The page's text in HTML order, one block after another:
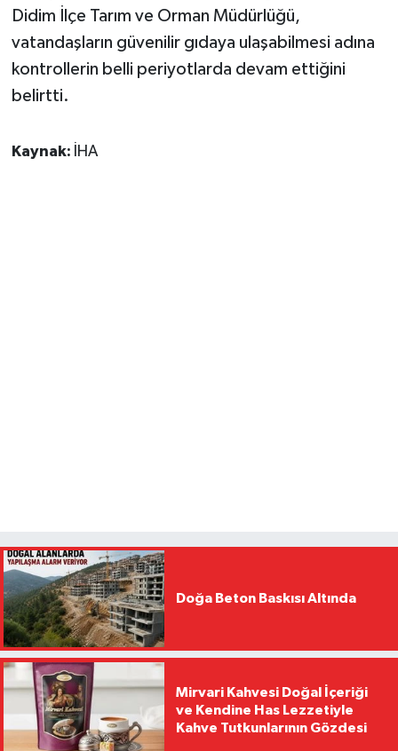
Didim İlçe Tarım ve Orman Müdürlüğü,
vatandaşların güvenilir gıdaya ulaşabilmesi adına
kontrollerin belli periyotlarda devam ettiğini
belirtti.
Kaynak: İHA
Doğa Beton Baskısı Altında
Mirvari Kahvesi Doğal İçeriği
ve Kendine Has Lezzetiyle
Kahve Tutkunlarının Gözdesi